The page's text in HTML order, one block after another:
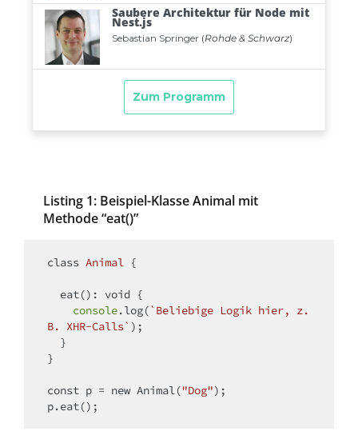
Listing 1: Beispiel-Klasse Animal mit
Methode “eat()”
class Animal {
  eat():
void {
console.log(`Beliebige Logik hier, z.
B. XHR-Calls` );
}
const p = new Animal("Dog");